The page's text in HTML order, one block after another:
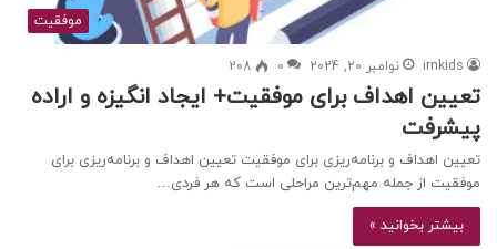
موفقیت
irnkids نوامبر 20, 2024 0
208
تعیین اهداف برای موفقیت+ ایجاد انگیزه و اراده
پیشرفت
تعیین اهداف و برنامه‌ریزی برای موفقیت تعیین اهداف و برنامه‌ریزی برای
موفقیت از جمله مهم‌ترین مراحلی است که هر فردی…
بیشتر بخوانید »